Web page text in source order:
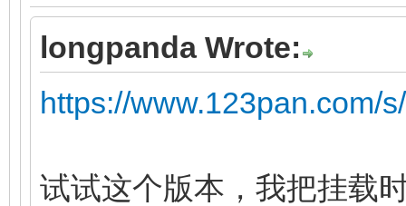
longpanda Wrote:
https://www.123pan.com/
试试这个版本，我把挂载